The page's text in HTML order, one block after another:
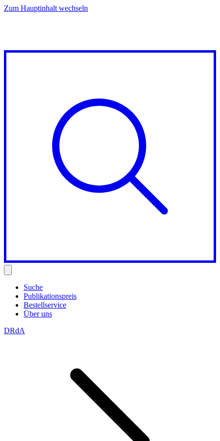
Zum Hauptinhalt wechseln
Suche
Publikationspreis
Bestellservice
Über uns
DRdA